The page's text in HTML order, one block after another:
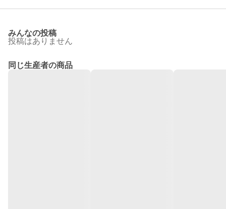
みんなの投稿
投稿はありません
同じ生産者の商品